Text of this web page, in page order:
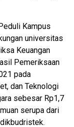
Kampus
universitas
Keuangan
Pemeriksaan
pada
dan Teknologi
sebesar Rp1,7
serupa dari